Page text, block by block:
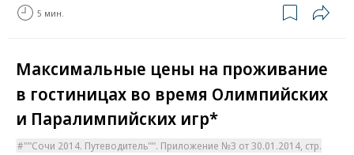
5 мин.
Максимальные цены на проживание
в гостиницах во время Олимпийских
и Паралимпийских игр*
""Сочи 2014. Путеводитель"". Приложение №3 от 30.01.2014, стр.